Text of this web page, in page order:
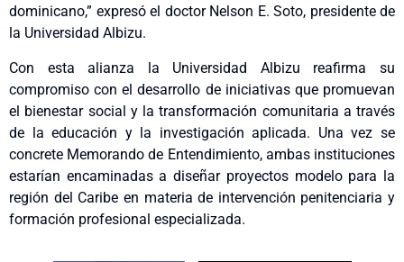
dominicano,” expresó el doctor Nelson E. Soto, presidente de
la Universidad Albizu.
Con esta alianza la Universidad Albizu reafirma su
compromiso con el desarrollo de iniciativas que promuevan
el bienestar social y la transformación comunitaria a través
de la educación y la investigación aplicada. Una vez se
concrete Memorando de Entendimiento, ambas instituciones
estarían encaminadas a diseñar proyectos modelo para la
región del Caribe en materia de intervención penitenciaria y
formación profesional especializada.